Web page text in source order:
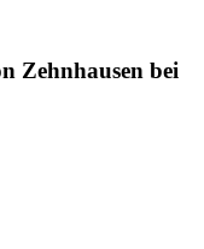
Zehnhausen bei